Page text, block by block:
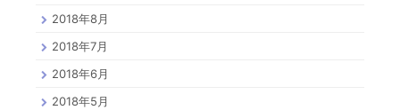
2018年8月
2018年7月
2018年6月
2018年5月